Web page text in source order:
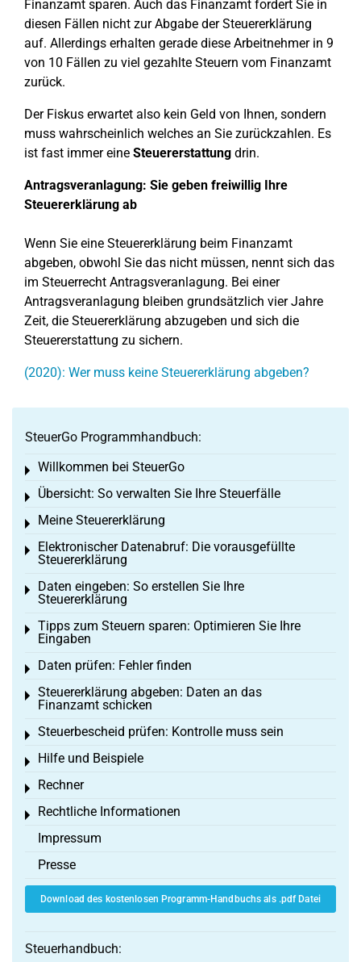
Finanzamt sparen. Auch das Finanzamt fordert Sie in
diesen Fällen nicht zur Abgabe der Steuererklärung
auf. Allerdings erhalten gerade diese Arbeitnehmer in 9
von 10 Fällen zu viel gezahlte Steuern vom Finanzamt
zurück.
Der Fiskus erwartet also kein Geld von Ihnen, sondern
muss wahrscheinlich welches an Sie zurückzahlen. Es
ist fast immer eine Steuererstattung drin.
Antragsveranlagung: Sie geben freiwillig Ihre
Steuererklärung ab
Wenn Sie eine Steuererklärung beim Finanzamt
abgeben, obwohl Sie das nicht müssen, nennt sich das
im Steuerrecht Antragsveranlagung. Bei einer
Antragsveranlagung bleiben grundsätzlich vier Jahre
Zeit, die Steuererklärung abzugeben und sich die
Steuererstattung zu sichern.
(2020): Wer muss keine Steuererklärung abgeben?
SteuerGo Programmhandbuch:
Willkommen bei SteuerGo
Toggle menu
Übersicht: So verwalten Sie Ihre Steuerfälle
Toggle menu
Meine Steuererklärung
Toggle menu
Elektronischer Datenabruf: Die vorausgefüllte
Steuererklärung
Toggle menu
Daten eingeben: So erstellen Sie Ihre
Steuererklärung
Toggle menu
Tipps zum Steuern sparen: Optimieren Sie Ihre
Eingaben
Toggle menu
Daten prüfen: Fehler finden
Toggle menu
Steuererklärung abgeben: Daten an das
Finanzamt schicken
Toggle menu
Steuerbescheid prüfen: Kontrolle muss sein
Toggle menu
Hilfe und Beispiele
Toggle menu
Rechner
Toggle menu
Rechtliche Informationen
Toggle menu
Impressum
Presse
Download des kostenlosen Programm-Handbuchs als .pdf Datei
Steuerhandbuch: